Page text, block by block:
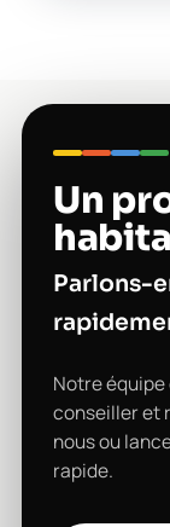
Un
Parlons-
Notre
conseiller et
nous ou
rapide.